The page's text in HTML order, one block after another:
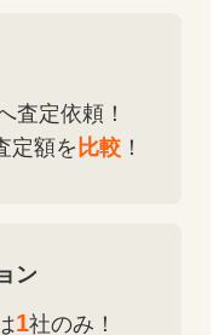
査定依頼！
定額を 比較 ！
ン
1社のみ！